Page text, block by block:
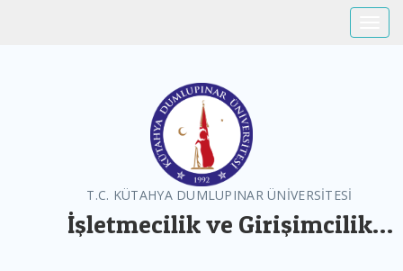
T.C. KÜTAHYA DUMLUPINAR ÜNİVERSİTESİ
İşletmecilik ve Girişimcilik